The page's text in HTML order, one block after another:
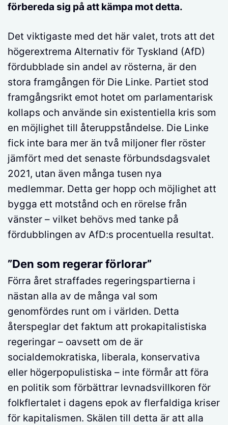
förbereda sig på att kämpa mot detta.
Det viktigaste med det här valet, trots att det
högerextrema Alternativ för Tyskland (AfD)
fördubblade sin andel av rösterna, är den
stora framgången för Die Linke. Partiet stod
framgångsrikt emot hotet om parlamentarisk
kollaps och använde sin existentiella kris som
en möjlighet till återuppståndelse. Die Linke
fick inte bara mer än två miljoner fler röster
jämfört med det senaste förbundsdagsvalet
2021, utan även många tusen nya
medlemmar. Detta ger hopp och möjlighet att
bygga ett motstånd och en rörelse från
vänster – vilket behövs med tanke på
fördubblingen av AfD:s procentuella resultat.
”Den som regerar förlorar”
Förra året straffades regeringspartierna i
nästan alla av de många val som
genomfördes runt om i världen. Detta
återspeglar det faktum att prokapitalistiska
regeringar – oavsett om de är
socialdemokratiska, liberala, konservativa
eller högerpopulistiska – inte förmår att föra
en politik som förbättrar levnadsvillkoren för
folkflertalet i dagens epok av flerfaldiga kriser
för kapitalismen. Skälen till detta är att alla